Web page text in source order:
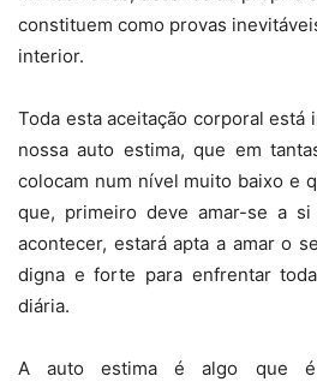
constituem como provas
interior.
Toda esta aceitação corporal está
nossa auto estima, que em
colocam num nível muito baixo e
que, primeiro deve amar-se a
acontecer, estará apta a amar o
digna e forte para enfrentar
diária.
A auto estima é algo que